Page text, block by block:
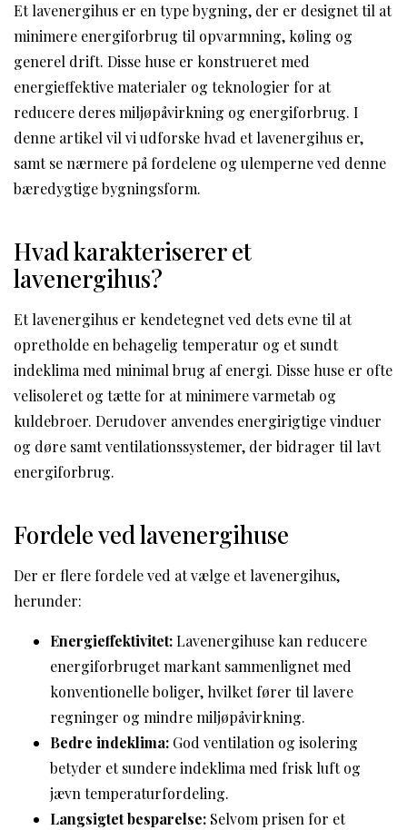
Et lavenergihus er en type bygning, der er designet til at
minimere energiforbrug til opvarmning, køling og
generel drift. Disse huse er konstrueret med
energieffektive materialer og teknologier for at
reducere deres miljøpåvirkning og energiforbrug. I
denne artikel vil vi udforske hvad et lavenergihus er,
samt se nærmere på fordelene og ulemperne ved denne
bæredygtige bygningsform.
Hvad karakteriserer et
lavenergihus?
Et lavenergihus er kendetegnet ved dets evne til at
opretholde en behagelig temperatur og et sundt
indeklima med minimal brug af energi. Disse huse er ofte
velisoleret og tætte for at minimere varmetab og
kuldebroer. Derudover anvendes energirigtige vinduer
og døre samt ventilationssystemer, der bidrager til lavt
energiforbrug.
Fordele ved lavenergihuse
Der er flere fordele ved at vælge et lavenergihus,
herunder:
Energieffektivitet:Lavenergihuse kan reducere
energiforbruget markant sammenlignet med
konventionelle boliger, hvilket fører til lavere
regninger og mindre miljøpåvirkning.
Bedre indeklima: God ventilation og isolering
betyder et sundere indeklima med frisk luft og
jævn temperaturfordeling.
Langsigtet besparelse: Selvom prisen for et